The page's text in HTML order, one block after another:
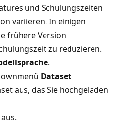
und Schulungszeiten
variieren. In einigen
frühere Version
zu reduzieren.
.
Dataset
aus, das Sie hochgeladen
aus.